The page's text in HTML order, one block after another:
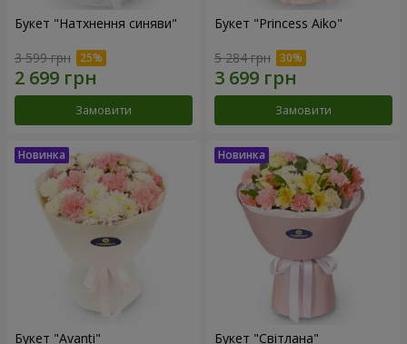
Букет "Натхнення синяви"
3 599 грн
Замовити
Букет "Princess Aiko"
5 284 грн
Замовити
Букет "Avanti" Букет "Світлана"